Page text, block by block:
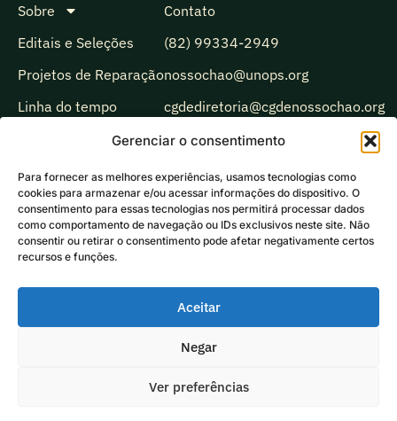
Gerenciar o consentimento
Para fornecer as melhores experiências, usamos tecnologias como
cookies para armazenar e/ou acessar informações do dispositivo. O
consentimento para essas tecnologias nos permitirá processar dados
como comportamento de navegação ou IDs exclusivos neste site. Não
consentir ou retirar o consentimento pode afetar negativamente certos
recursos e funções.
Aceitar
Negar
Ver preferências
Sobre
Editais e Seleções
Projetos de Reparação
Linha do tempo
Observatório
Comunicação
Ecoando
Contato
(82) 99334-2949
nossochao@unops.org
cgdediretoria@cgdenossochao.org